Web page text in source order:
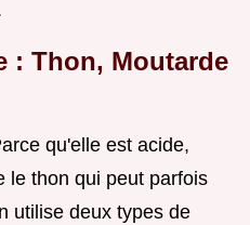
: Thon, Moutarde
qu'elle est acide,
le thon qui peut parfois
utilise deux types de